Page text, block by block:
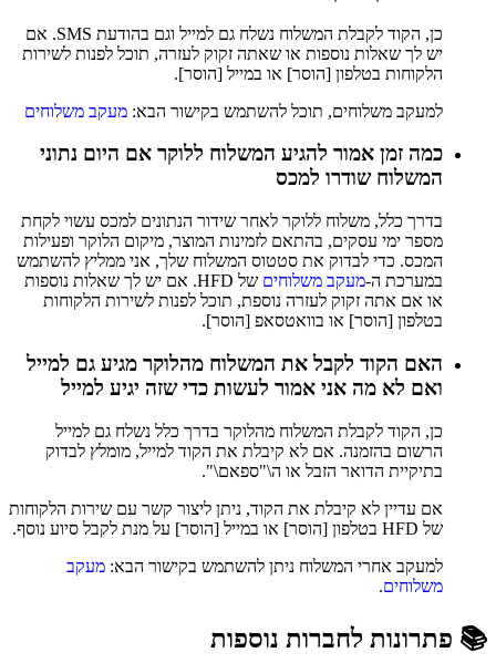
כן, הקוד לקבלת המשלוח נשלח גם למייל וגם בהודעת SMS. אם
יש לך שאלות נוספות או שאתה זקוק לעזרה, תוכל לפנות לשירות
הלקוחות בטלפון [הוסר] או במייל [הוסר].
למעקב משלוחים, תוכל להשתמש בקישור הבא: מעקב משלוחים
כמה זמן אמור להגיע המשלוח ללוקר אם היום נתוני
המשלוח שודרו למכס
בדרך כלל, משלוח ללוקר לאחר שידור הנתונים למכס עשוי לקחת
מספר ימי עסקים, בהתאם לזמינות המוצר, מיקום הלוקר ופעילות
המכס. כדי לבדוק את סטטוס המשלוח שלך, אני ממליץ להשתמש
במערכת ה-מעקב משלוחים
של HFD. אם יש לך שאלות נוספות
או אם אתה זקוק לעזרה נוספת, תוכל לפנות לשירות הלקוחות
בטלפון [הוסר] או בוואטסאפ [הוסר].
האם הקוד לקבל את המשלוח מהלוקר מגיע גם למייל
ואם לא מה אני אמור לעשות כדי שזה יגיע למייל
כן, הקוד לקבלת המשלוח מהלוקר בדרך כלל נשלח גם למייל
הרשום בהזמנה. אם לא קיבלת את הקוד למייל, מומלץ לבדוק
בתיקיית הדואר הזבל או ה\"ספאם\".
אם עדיין לא קיבלת את הקוד, ניתן ליצור קשר עם שירות הלקוחות
של HFD בטלפון [הוסר] או במייל [הוסר] על מנת לקבל סיוע נוסף.
למעקב אחרי המשלוח ניתן להשתמש בקישור הבא: מעקב
משלוחים.
📚 פתרונות לחברות נוספות